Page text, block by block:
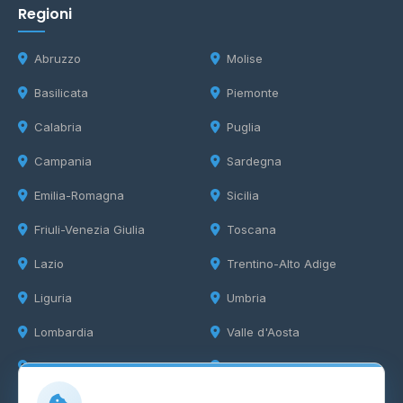
Regioni
Abruzzo
Basilicata
Calabria
Campania
Emilia-Romagna
Friuli-Venezia Giulia
Lazio
Liguria
Lombardia
Marche
Molise
Piemonte
Puglia
Sardegna
Sicilia
Toscana
Trentino-Alto Adige
Umbria
Valle d'Aosta
Veneto